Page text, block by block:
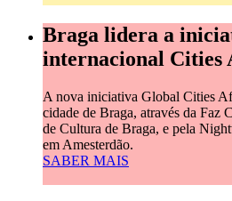
Braga lidera a
internacional Cities
A nova iniciativa Global Cities
cidade de Braga, através da Faz
de Cultura de Braga, e pela
em Amesterdão.
SABER MAIS